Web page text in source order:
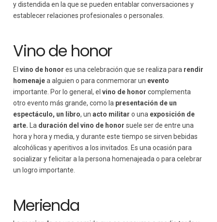
y distendida en la que se pueden entablar conversaciones y
establecer relaciones profesionales o personales.
Vino de honor
El vino de honor es una celebración que se realiza para rendir
homenajea alguien o para conmemorar un evento
importante. Por lo general, el vino de honor complementa
otro evento más grande, como la presentación de un
espectáculo, un libro, un acto militar o una exposición de
arte. La duración del vino de honor suele ser de entre una
hora y hora y media, y durante este tiempo se sirven bebidas
alcohólicas y aperitivos a los invitados. Es una ocasión para
socializar y felicitar a la persona homenajeada o para celebrar
un logro importante.
Merienda